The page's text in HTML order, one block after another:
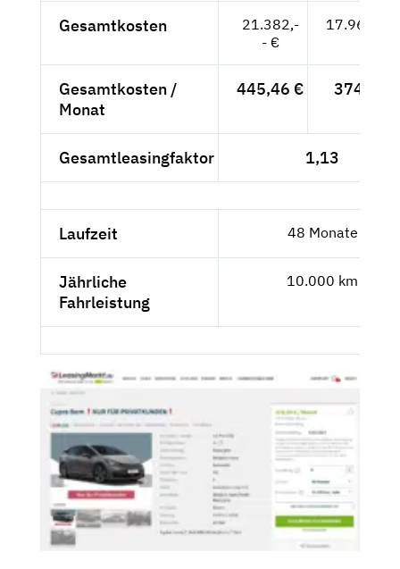
Gesamtkosten
21.382,-
- €
17.968,07
Gesamtkosten /
Monat
445,46 € 374,33 €
Gesamtleasingfaktor 1,13
Laufzeit 48 Monate
Jährliche
Fahrleistung
10.000 km